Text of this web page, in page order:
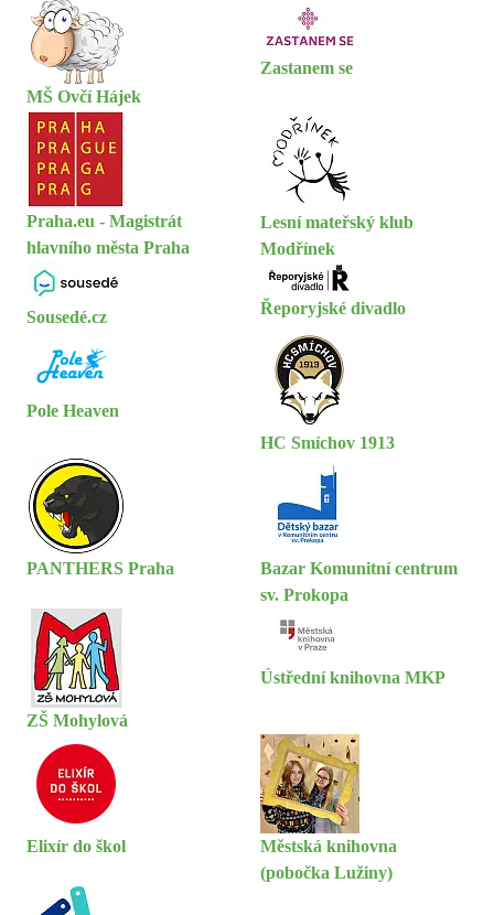
MŠ Ovčí Hájek
Zastanem se
Praha.eu - Magistrát
hlavního města Praha
Lesní mateřský klub
Modřínek
Sousedé.cz Řeporyjské divadlo
Pole Heaven
HC Smíchov 1913
PANTHERS Praha
Bazar Komunitní centrum
sv. Prokopa
ZŠ Mohylová
Ústřední knihovna MKP
Elixír do škol
Městská knihovna
(pobočka Lužiny)